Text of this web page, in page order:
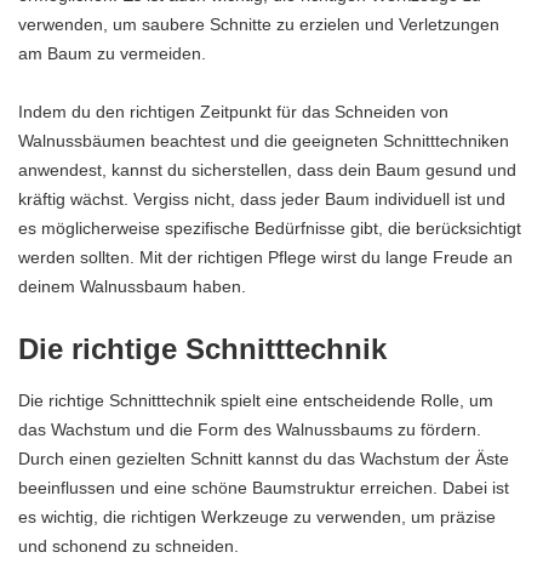
verwenden, um saubere Schnitte zu erzielen und Verletzungen
am Baum zu vermeiden.
Indem du den richtigen Zeitpunkt für das Schneiden von
Walnussbäumen beachtest und die geeigneten Schnitttechniken
anwendest, kannst du sicherstellen, dass dein Baum gesund und
kräftig wächst. Vergiss nicht, dass jeder Baum individuell ist und
es möglicherweise spezifische Bedürfnisse gibt, die berücksichtigt
werden sollten. Mit der richtigen Pflege wirst du lange Freude an
deinem Walnussbaum haben.
Die richtige Schnitttechnik
Die richtige Schnitttechnik spielt eine entscheidende Rolle, um
das Wachstum und die Form des Walnussbaums zu fördern.
Durch einen gezielten Schnitt kannst du das Wachstum der Äste
beeinflussen und eine schöne Baumstruktur erreichen. Dabei ist
es wichtig, die richtigen Werkzeuge zu verwenden, um präzise
und schonend zu schneiden.